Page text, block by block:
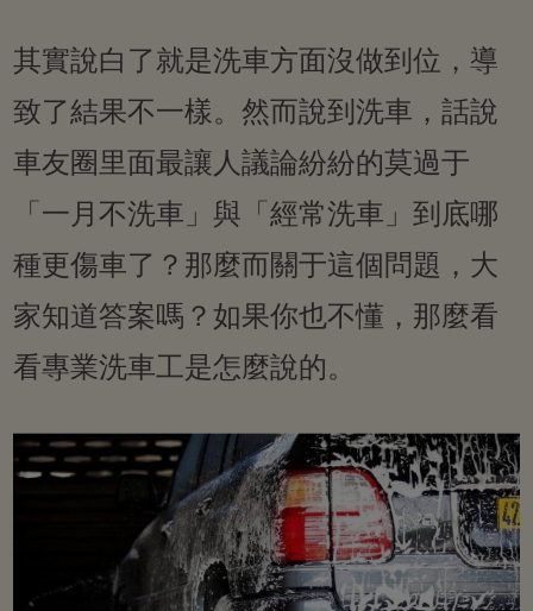
其實說白了就是洗車方面沒做到位，導
致了結果不一樣。然而說到洗車，話說
車友圈里面最讓人議論紛紛的莫過于
「一月不洗車」與「經常洗車」到底哪
種更傷車了？那麼而關于這個問題，大
家知道答案嗎？如果你也不懂，那麼看
看專業洗車工是怎麼說的。